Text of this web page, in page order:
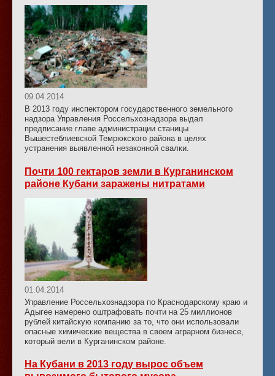
09.04.2014
В 2013 году инспектором государственного земельного
надзора Управления Россельхознадзора выдал
предписание главе администрации станицы
Вышестеблиевской Темрюкского района в целях
устранения выявленной незаконной свалки.
Почти 100 гектаров земли в Курганинском
районе Кубани заражены нитратами
01.04.2014
Управление Россельхознадзора по Краснодарскому краю и
Адыгее намерено оштрафовать почти на 25 миллионов
рублей китайскую компанию за то, что они использовали
опасные химические вещества в своем аграрном бизнесе,
который вели в Курганинском районе.
На Кубани в 2013 году вырос объем